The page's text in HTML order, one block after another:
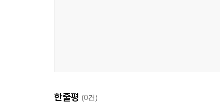
한줄평 (0건)